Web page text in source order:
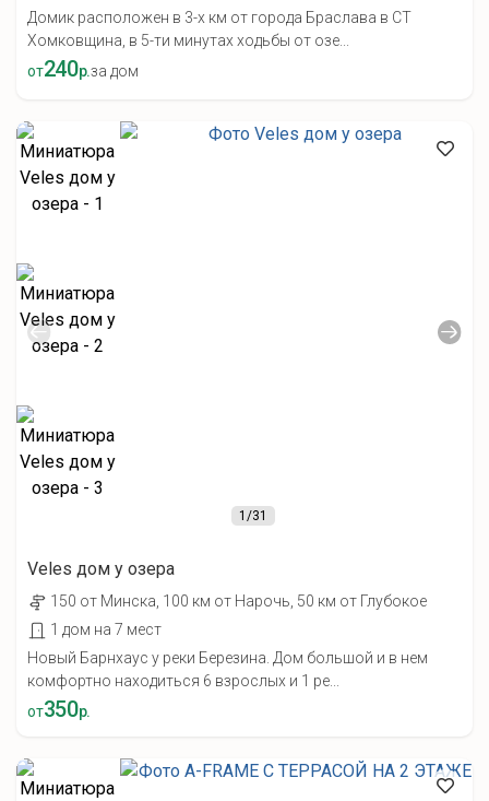
Домик расположен в 3-х км от города Браслава в СТ
Хомковщина, в 5-ти минутах ходьбы от озе...
от240р.за дом
1/31
Veles дом у озера
150 от Минска, 100 км от Нарочь, 50 км от Глубокое
1 дом на 7 мест
Новый Барнхаус у реки Березина. Дом большой и в нем
комфортно находиться 6 взрослых и 1 ре...
от350р.